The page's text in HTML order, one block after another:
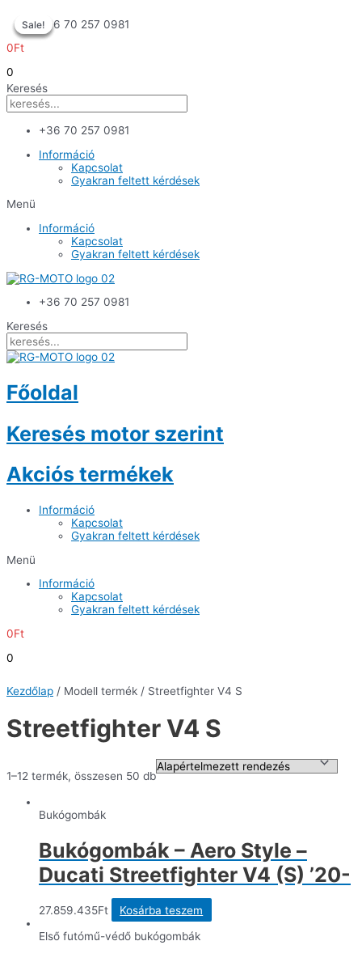
to
content
+36 70 257 0981
0Ft
0
Keresés
+36 70 257 0981
Információ
Kapcsolat
Gyakran feltett kérdések
Menü
Információ
Kapcsolat
Gyakran feltett kérdések
+36 70 257 0981
Keresés
Főoldal
Keresés motor szerint
Akciós termékek
Információ
Kapcsolat
Gyakran feltett kérdések
Menü
Információ
Kapcsolat
Gyakran feltett kérdések
0Ft
0
Kezdőlap / Modell termék / Streetfighter V4 S
Streetfighter V4 S
1–12 termék, összesen 50 db
Bukógombák
Bukógombák – Aero Style –
Ducati Streetfighter V4 (S) ’20-
27.859.435Ft
Kosárba teszem
Első futómű-védő bukógombák
Sale!
Sale!
Sale!
Sale!